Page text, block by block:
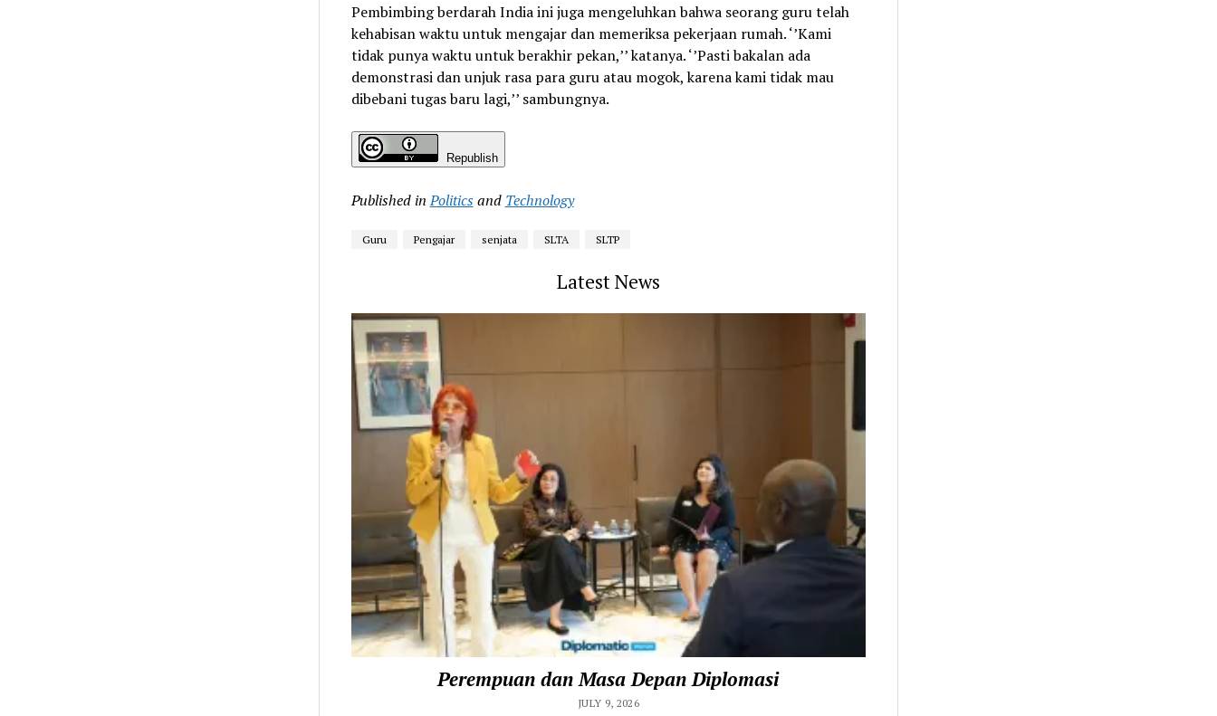
Pembimbing berdarah India ini juga mengeluhkan bahwa seorang guru telah
kehabisan waktu untuk mengajar dan memeriksa pekerjaan rumah. ‘’Kami
tidak punya waktu untuk berakhir pekan,’’ katanya. ‘’Pasti bakalan ada
demonstrasi dan unjuk rasa para guru atau mogok, karena kami tidak mau
dibebani tugas baru lagi,’’ sambungnya.
Republish
Published in Politicsand Technology
Guru Pengajar senjata SLTA SLTP
Latest News
Perempuan dan Masa Depan Diplomasi
JULY 9, 2026